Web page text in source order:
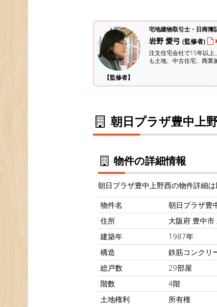
【監修者】
宅地建物取引士・日商簿
岩野 愛弓 (監修者)
注文住宅会社で15年以上
も土地、中古住宅、商業
朝日プラザ豊中上
物件の詳細情報
朝日プラザ豊中上野西の物件詳細は
物件名
朝日プラザ豊
住所
大阪府 豊中
建築年
1987年
構造
鉄筋コンクリ
総戸数
29部屋
階数
4階
土地権利
所有権